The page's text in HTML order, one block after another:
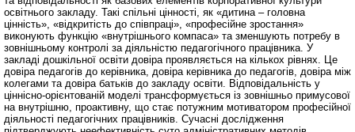
освітнього закладу. Такі спільні цінності, як «дитина – головна
цінність», «відкритість до співпраці», «професійне зростання»
виконують функцію «внутрішнього компаса» та зменшують потребу в
зовнішньому контролі за діяльністю педагогічного працівника. У
закладі дошкільної освіти довіра проявляється на кількох рівнях. Це
довіра педагогів до керівника, довіра керівника до педагогів, довіра між
колегами та довіра батьків до закладу освіти. Відповідальність у
ціннісно-орієнтованій моделі трансформується із зовнішньо примусової
на внутрішню, проактивну, що стає потужним мотиватором професійної
діяльності педагогічних працівників. Сучасні дослідження